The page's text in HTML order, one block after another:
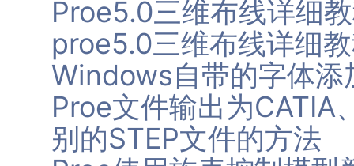
Proe5.0三维布线详细
proe5.0三维布线详细
Windows自带的字体添
Proe文件输出为
别的STEP文件的方法